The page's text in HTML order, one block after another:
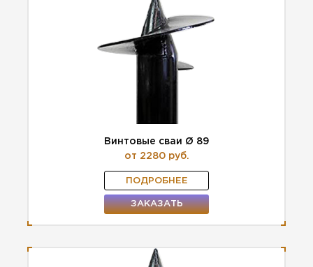
Винтовые сваи Ø 89
от 2280 руб.
ПОДРОБНЕЕ
ЗАКАЗАТЬ